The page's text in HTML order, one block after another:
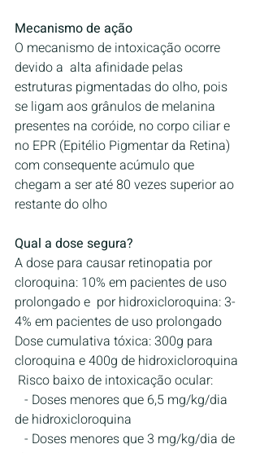
Mecanismo de ação
O mecanismo de intoxicação ocorre
devido a  alta afinidade pelas
estruturas pigmentadas do olho, pois
se ligam aos grânulos de melanina
presentes na coróide, no corpo ciliar e
no EPR (Epitélio Pigmentar da Retina)
com consequente acúmulo que
chegam a ser até 80 vezes superior ao
restante do olho
Qual a dose segura?
A dose para causar retinopatia por
cloroquina: 10% em pacientes de uso
prolongado e  por hidroxicloroquina: 3-
4% em pacientes de uso prolongado
Dose cumulativa tóxica: 300g para
cloroquina e 400g de hidroxicloroquina
Risco baixo de intoxicação ocular:
de hidroxicloroquina